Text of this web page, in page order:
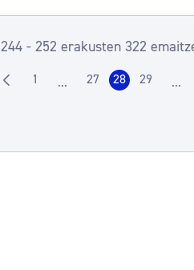
244 - 252 erakusten 322
Orrialdea
1 ...Intermediate Pages Use
Orrialdea
27 Orrialdea
28 Orrialdea
29 ...